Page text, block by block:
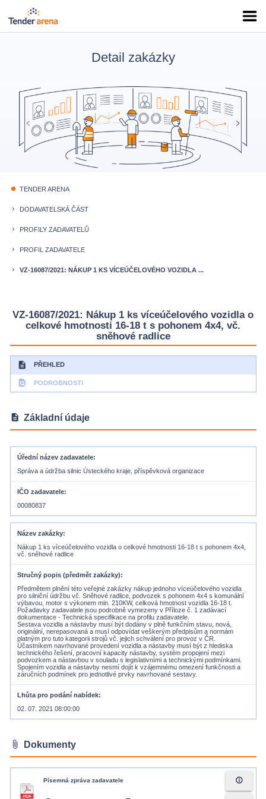
Detail zakázky
fiber_manual_record TENDER ARENA
keyboard_arrow_right DODAVATELSKÁ ČÁST
keyboard_arrow_right PROFILY ZADAVATELŮ
keyboard_arrow_right PROFIL ZADAVATELE
keyboard_arrow_right VZ-16087/2021: NÁKUP 1 KS VÍCEÚČELOVÉHO VOZIDLA ...
VZ-16087/2021: Nákup 1 ks víceúčelového vozidla o
celkové hmotnosti 16-18 t s pohonem 4x4, vč.
sněhové radlice
description PŘEHLED
find_in_page PODROBNOSTI
description Základní údaje
Úřední název zadavatele
Správa a údržba silnic Ústeckého kraje, příspěvková organizace
IČO zadavatele
00080837
Název zakázky
Nákup 1 ks víceúčelového vozidla o celkové hmotnosti 16-18 t s pohonem 4x4,
vč. sněhové radlice
Stručný popis (předmět zakázky)
Předmětem plnění této veřejné zakázky nákup jednoho víceúčelového vozidla
pro silniční údržbu vč. Sněhové radlice, podvozek s pohonem 4x4 s komunální
výbavou, motor s výkonem min. 210KW, celková hmotnost vozidla 16-18 t.
Požadavky zadavatele jsou podrobně vymezeny v Příloze č. 1 zadávací
dokumentace - Technická specifikace na profilu zadavatele.
Sestava vozidla a nástavby musí být dodány v plně funkčním stavu, nová,
originální, nerepasovaná a musí odpovídat veškerým předpisům a normám
platným pro tuto kategorii strojů vč. jejich schválení pro provoz v ČR.
Účastníkem navrhované provedení vozidla a nástavby musí být z hlediska
technického řešení, pracovní kapacity nástavby, systém propojení mezi
podvozkem a nástavbou v souladu s legislativními a technickými podmínkami.
Spojením vozidla a nástavby nesmí dojít k vzájemnému omezení funkčnosti a
Lhůta pro podání nabídek
02. 07. 2021 08:00:00
attach_file Dokumenty
Písemná zpráva zadavatele info_outline